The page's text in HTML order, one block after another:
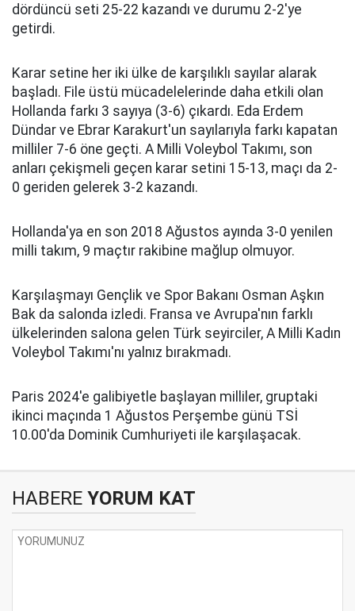
dördüncü seti 25-22 kazandı ve durumu 2-2'ye
getirdi.
Karar setine her iki ülke de karşılıklı sayılar alarak
başladı. File üstü mücadelelerinde daha etkili olan
Hollanda farkı 3 sayıya (3-6) çıkardı. Eda Erdem
Dündar ve Ebrar Karakurt'un sayılarıyla farkı kapatan
milliler 7-6 öne geçti. A Milli Voleybol Takımı, son
anları çekişmeli geçen karar setini 15-13, maçı da 2-
0 geriden gelerek 3-2 kazandı.
Hollanda'ya en son 2018 Ağustos ayında 3-0 yenilen
milli takım, 9 maçtır rakibine mağlup olmuyor.
Karşılaşmayı Gençlik ve Spor Bakanı Osman Aşkın
Bak da salonda izledi. Fransa ve Avrupa'nın farklı
ülkelerinden salona gelen Türk seyirciler, A Milli Kadın
Voleybol Takımı'nı yalnız bırakmadı.
Paris 2024'e galibiyetle başlayan milliler, gruptaki
ikinci maçında 1 Ağustos Perşembe günü TSİ
10.00'da Dominik Cumhuriyeti ile karşılaşacak.
HABERE YORUM KAT